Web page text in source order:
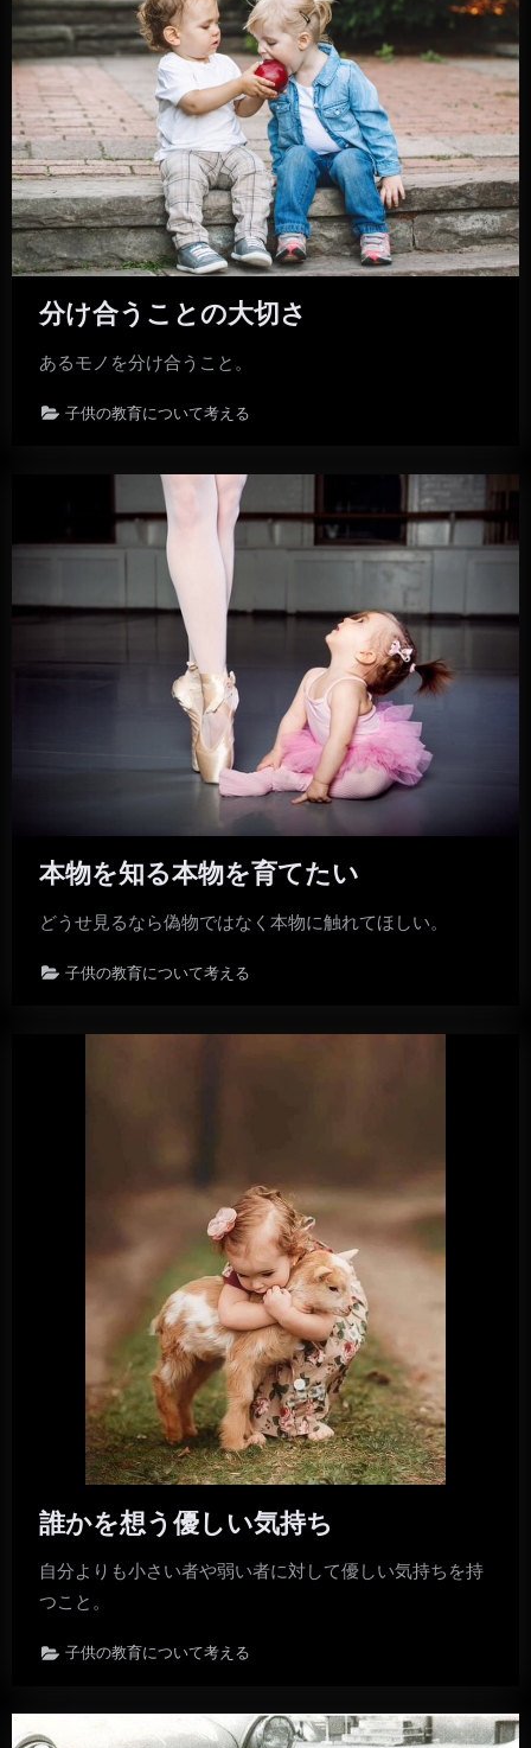
分け合うことの大切さ
あるモノを分け合うこと。
子供の教育について考える
本物を知る本物を育てたい
どうせ見るなら偽物ではなく本物に触れてほしい。
子供の教育について考える
誰かを想う優しい気持ち
自分よりも小さい者や弱い者に対して優しい気持ちを持
つこと。
子供の教育について考える